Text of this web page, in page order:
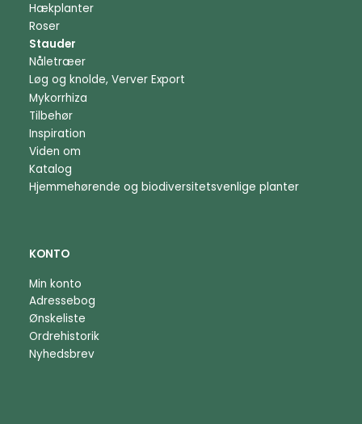
Hækplanter
Roser
Stauder
Nåletræer
Løg og knolde, Verver Export
Mykorrhiza
Tilbehør
Inspiration
Viden om
Katalog
Hjemmehørende og biodiversitetsvenlige planter
KONTO
Min konto
Adressebog
Ønskeliste
Ordrehistorik
Nyhedsbrev